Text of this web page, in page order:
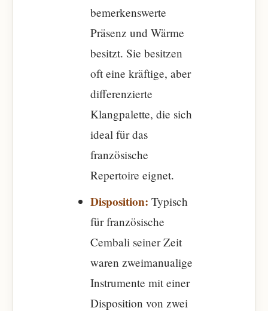
bemerkenswerte
Präsenz und Wärme
besitzt. Sie besitzen
oft eine kräftige, aber
differenzierte
Klangpalette, die sich
ideal für das
französische
Repertoire eignet.
Disposition: Typisch
für französische
Cembali seiner Zeit
waren zweimanualige
Instrumente mit einer
Disposition von zwei